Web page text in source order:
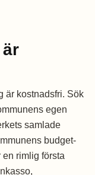
är kostnadsfri. Sök
egen
samlade
budget-
rimlig första